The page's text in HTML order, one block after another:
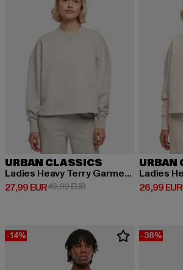
URBAN CLASSICS
Ladies Heavy Terry Garment Dye
27,99 EUR
Derzeitiger Preis: 27,99 EUR
49,99 EURAktionspreis: 49,99 EUR
URBAN
26,99 EUR
-14% -38%